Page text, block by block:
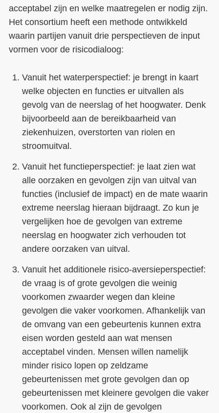
acceptabel zijn en welke maatregelen er nodig zijn.
Het consortium heeft een methode ontwikkeld
waarin partijen vanuit drie perspectieven de input
vormen voor de risicodialoog:
Vanuit het waterperspectief: je brengt in kaart
welke objecten en functies er uitvallen als
gevolg van de neerslag of het hoogwater. Denk
bijvoorbeeld aan de bereikbaarheid van
ziekenhuizen, overstorten van riolen en
stroomuitval.
Vanuit het functieperspectief: je laat zien wat
alle oorzaken en gevolgen zijn van uitval van
functies (inclusief de impact) en de mate waarin
extreme neerslag hieraan bijdraagt. Zo kun je
vergelijken hoe de gevolgen van extreme
neerslag en hoogwater zich verhouden tot
andere oorzaken van uitval.
Vanuit het additionele risico-aversieperspectief:
de vraag is of grote gevolgen die weinig
voorkomen zwaarder wegen dan kleine
gevolgen die vaker voorkomen. Afhankelijk van
de omvang van een gebeurtenis kunnen extra
eisen worden gesteld aan wat mensen
acceptabel vinden. Mensen willen namelijk
minder risico lopen op zeldzame
gebeurtenissen met grote gevolgen dan op
gebeurtenissen met kleinere gevolgen die vaker
voorkomen. Ook al zijn de gevolgen